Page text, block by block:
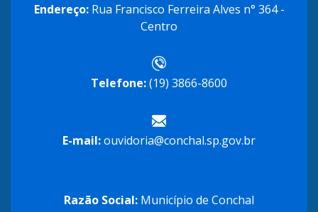
Endereço:Rua Francisco Ferreira Alves n° 364 -
Centro
Telefone:(19) 3866-8600
E-mail:ouvidoria@conchal.sp.gov.br
Razão Social: Município de Conchal